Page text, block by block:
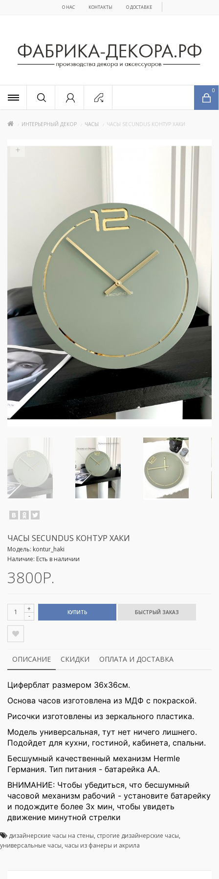
О НАС КОНТАКТЫ О ДОСТАВКЕ
0
ИНТЕРЬЕРНЫЙ ДЕКОР ЧАСЫ ЧАСЫ SECUNDUS КОНТУР ХАКИ
+
ЧАСЫ SECUNDUS КОНТУР ХАКИ
Модель: kontur_haki
Наличие: Есть в наличии
3800Р.
+
-
КУПИТЬ
ОПИСАНИЕ СКИДКИ ОПЛАТА И ДОСТАВКА
Циферблат размером 36х36cм.
Основа часов изготовлена из МДФ с покраской.
Рисочки изготовлены из зеркального пластика.
Модель универсальная, тут нет ничего лишнего.
Подойдет для кухни, гостиной, кабинета, спальни.
Бесшумный качественный механизм Hermle
Германия. Тип питания - батарейка АА.
ВНИМАНИЕ: Чтобы убедиться, что бесшумный
часовой механизм рабочий - установите батарейку
и подождите более 3х мин, чтобы увидеть
движение минутной стрелки
дизайнерские часы на стены, строгие дизайнерские часы,
универсальные часы, часы из фанеры и акрила